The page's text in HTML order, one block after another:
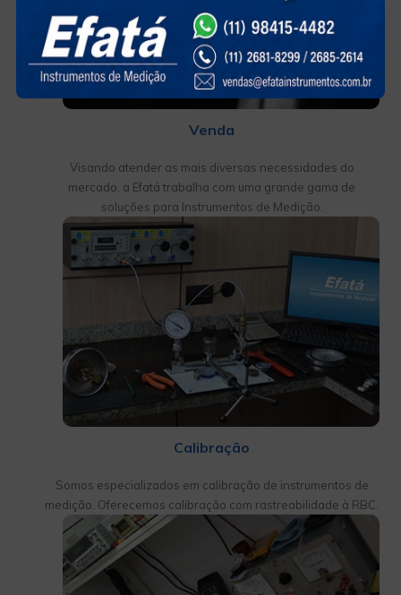
Venda
Visando atender as mais diversas necessidades do
mercado, a Efatá trabalha com uma grande gama de
soluções para Instrumentos de Medição.
Calibração
Somos especializados em calibração de instrumentos de
medição. Oferecemos calibração com rastreabilidade à RBC.